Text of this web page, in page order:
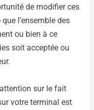
de modifier ces
l’ensemble des
ou bien à ce
soit acceptée ou
sur le fait
votre terminal est